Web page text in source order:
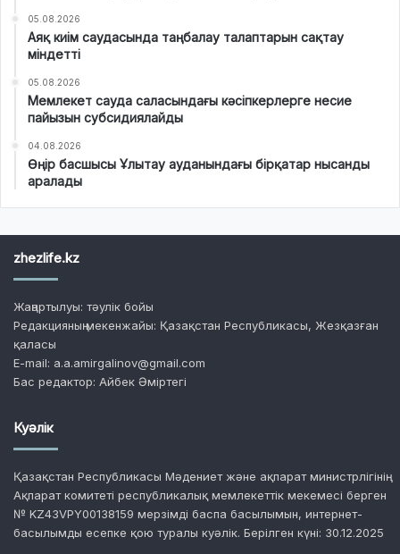
05.08.2026
Аяқ киім саудасында таңбалау талаптарын сақтау
міндетті
05.08.2026
Мемлекет сауда саласындағы кәсіпкерлерге несие
пайызын субсидиялайды
04.08.2026
Өңір басшысы Ұлытау ауданындағы бірқатар нысанды
аралады
zhezlife.kz
Жаңартылуы: тәулік бойы
Редакцияның мекенжайы: Қазақстан Республикасы, Жезқазған
қаласы
E-mail: a.a.amirgalinov@gmail.com
Бас редактор: Айбек Әміртегі
Куәлік
Қазақстан Республикасы Мәдениет және ақпарат министрлігінің
Ақпарат комитеті республикалық мемлекеттік мекемесі берген
№ KZ43VPY00138159 мерзімді баспа басылымын, интернет-
басылымды есепке қою туралы куәлік. Берілген күні: 30.12.2025